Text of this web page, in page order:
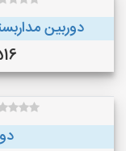
دوربین